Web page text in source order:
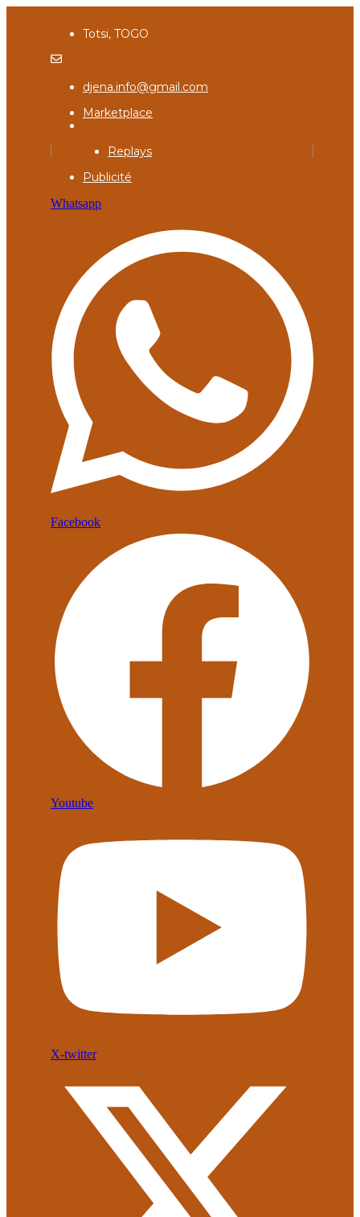
Totsi, TOGO
djena.info@gmail.com
Marketplace
Replays
Publicité
Whatsapp
Facebook
Youtube
X-twitter